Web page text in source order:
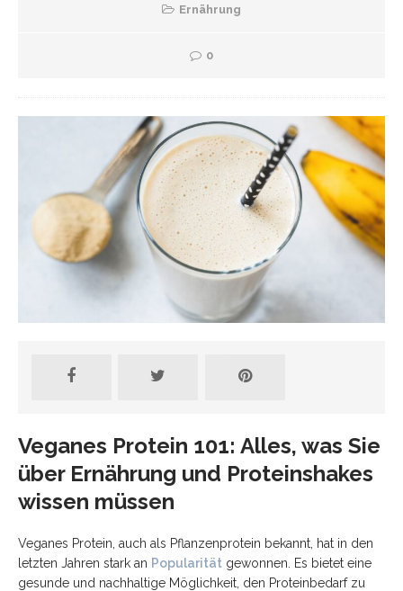
Ernährung
0
Veganes Protein 101: Alles, was Sie
über Ernährung und Proteinshakes
wissen müssen
Veganes Protein, auch als Pflanzenprotein bekannt, hat in den
letzten Jahren stark an Popularität gewonnen. Es bietet eine
gesunde und nachhaltige Möglichkeit, den Proteinbedarf zu